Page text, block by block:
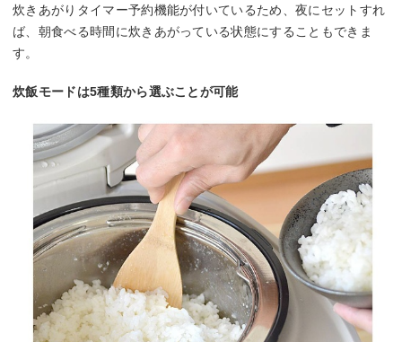
炊きあがりタイマー予約機能が付いているため、夜にセットすれ
ば、朝食べる時間に炊きあがっている状態にすることもできま
す。
炊飯モードは5種類から選ぶことが可能